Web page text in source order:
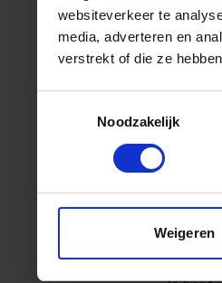
websiteverkeer te
media, adverteren en
verstrekt of die ze
Noodzakelijk
Weigeren
Wil jij
Dit
Je volgt
Je bent